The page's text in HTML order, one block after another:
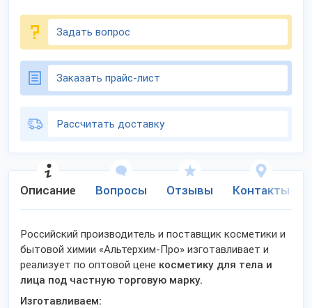
Задать вопрос
Заказать прайс-лист
Рассчитать доставку
Описание Вопросы Отзывы Контакты
Российский производитель и поставщик косметики и
бытовой химии «Альтерхим-Про» изготавливает и
реализует по оптовой цене косметику для тела и
лица под частную торговую марку.
Изготавливаем: